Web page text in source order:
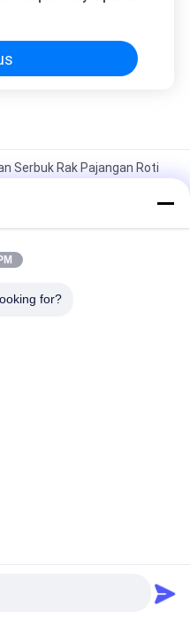
Serbuk Rak Pajangan Roti
Rak Roti, Rak Roti,
Tampilan Stand
suatu
for?